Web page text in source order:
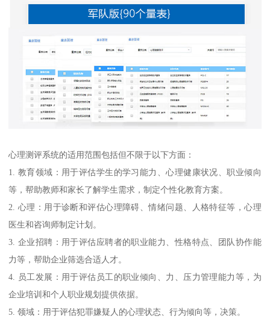
心理测评系统的适用范围包括但不限于以下方面：
1. 教育领域：用于评估学生的学习能力、心理健康状况、职业倾向
等，帮助教师和家长了解学生需求，制定个性化教育方案。
2. 心理：用于诊断和评估心理障碍、情绪问题、人格特征等，心理
医生和咨询师制定计划。
3. 企业招聘：用于评估应聘者的职业能力、性格特点、团队协作能
力等，帮助企业筛选合适人才。
4. 员工发展：用于评估员工的职业倾向、力、压力管理能力等，为
企业培训和个人职业规划提供依据。
5. 领域：用于评估犯罪嫌疑人的心理状态、行为倾向等，决策。